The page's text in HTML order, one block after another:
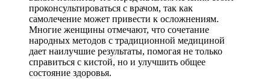
проконсультироваться с врачом, так как
самолечение может привести к осложнениям.
Многие женщины отмечают, что сочетание
народных методов с традиционной медициной
дает наилучшие результаты, помогая не только
справиться с кистой, но и улучшить общее
состояние здоровья.